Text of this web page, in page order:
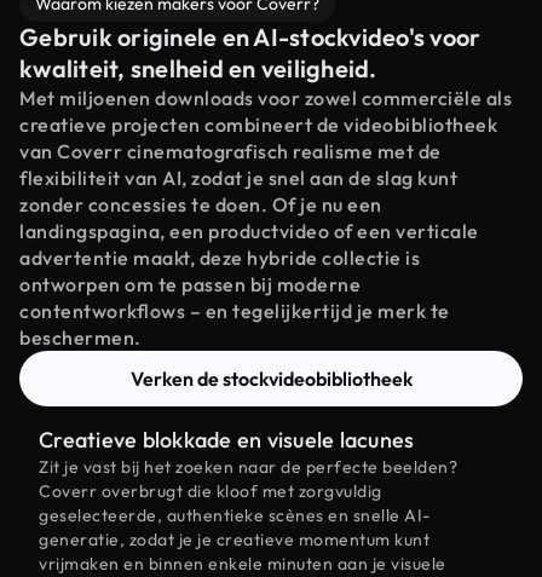
Gebruik originele en AI-stockvideo's voor
kwaliteit, snelheid en veiligheid.
Met miljoenen downloads voor zowel commerciële als
creatieve projecten combineert de videobibliotheek
van Coverr cinematografisch realisme met de
flexibiliteit van AI, zodat je snel aan de slag kunt
zonder concessies te doen. Of je nu een
landingspagina, een productvideo of een verticale
advertentie maakt, deze hybride collectie is
ontworpen om te passen bij moderne
contentworkflows – en tegelijkertijd je merk te
beschermen.
Verken de stockvideobibliotheek
Creatieve blokkade en visuele lacunes
Zit je vast bij het zoeken naar de perfecte beelden?
Coverr overbrugt die kloof met zorgvuldig
geselecteerde, authentieke scènes en snelle AI-
generatie, zodat je je creatieve momentum kunt
vrijmaken en binnen enkele minuten aan je visuele